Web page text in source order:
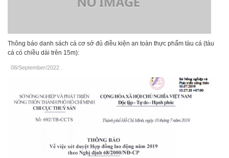
Thông báo danh sách cá cơ sở đủ điều kiện an toàn thực phẩm tàu cá (tàu
cá có chiều dài trên 15m):
08/September/2022